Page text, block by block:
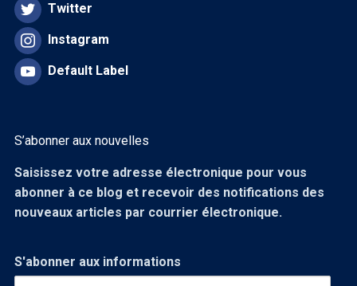
Twitter
Instagram
Default Label
S’abonner aux nouvelles
Saisissez votre adresse électronique pour vous
abonner à ce blog et recevoir des notifications des
nouveaux articles par courrier électronique.
S'abonner aux informations